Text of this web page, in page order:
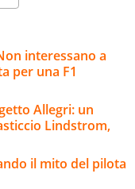
interessano a
per una F1
Allegri: un
Lindstrom,
il mito del pilota